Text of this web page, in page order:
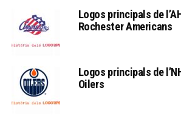
Logos principals de
Rochester Americans
Logos principals de
Oilers